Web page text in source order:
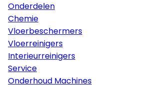
Onderdelen
Chemie
Vloerbeschermers
Vloerreinigers
Interieurreinigers
Service
Onderhoud Machines